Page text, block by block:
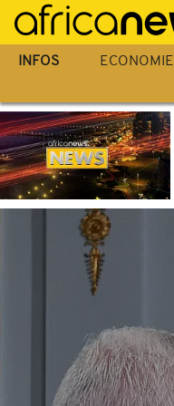
Passer
au
contenu
INFOS ECONOMIE